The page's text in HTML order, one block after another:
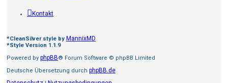
Kontakt
*CleanSilver style by MannixMD
*Style Version 1.1.9
Powered by phpBB® Forum Software © phpBB Limited
Deutsche Übersetzung durch phpBB.de